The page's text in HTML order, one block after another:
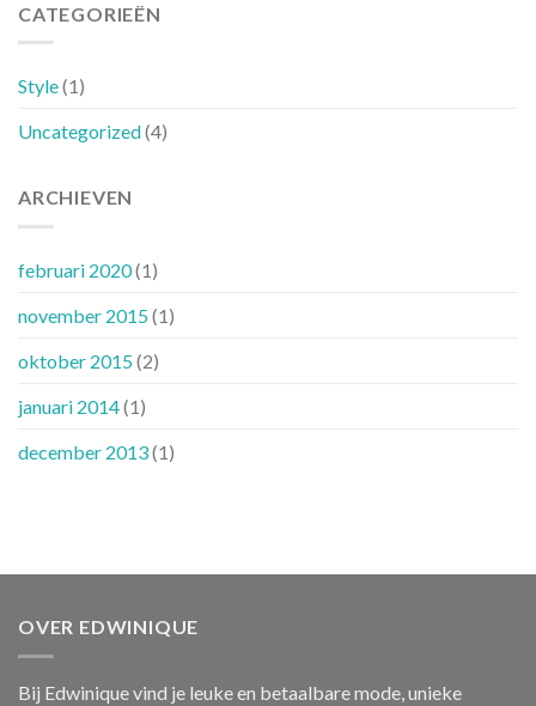
CATEGORIEËN
Style(1)
Uncategorized(4)
ARCHIEVEN
februari 2020(1)
november 2015(1)
oktober 2015(2)
januari 2014(1)
december 2013(1)
OVER EDWINIQUE
Bij Edwinique vind je leuke en betaalbare mode, unieke